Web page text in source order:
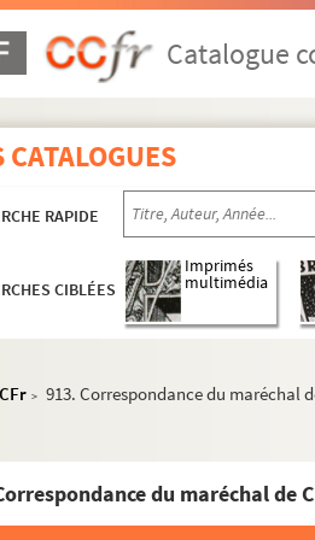
Catalogue
CATALOGUES
RAPIDE
CIBLÉES
Imprimés
multimédia
> 913. Correspondance du maréchal